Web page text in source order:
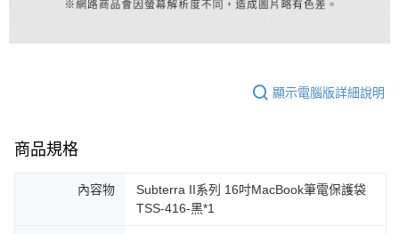
顯示電腦版詳細說明
商品規格
內容物
Subterra II系列 16吋MacBook筆電保護袋
TSS-416-黑*1